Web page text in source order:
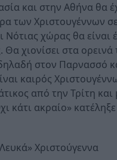
και στην Αθήνα θα
των Χριστουγέννων
Νότιας χώρας θα είναι
χιονίσει στα ορεινά
στον Παρνασσό
καιρός
από την Τρίτη και
κάτι ακραίο»
Χριστούγεννα